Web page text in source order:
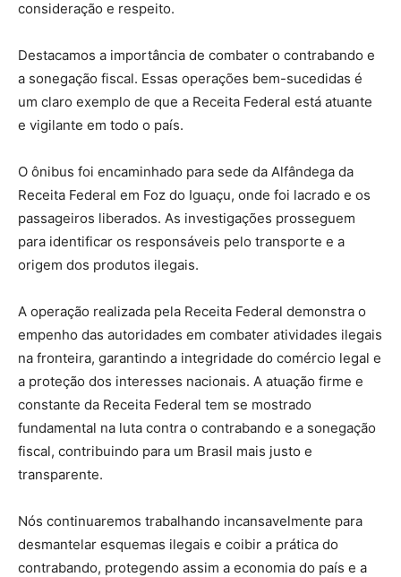
consideração e respeito.
Destacamos a importância de combater o contrabando e
a sonegação fiscal. Essas operações bem-sucedidas é
um claro exemplo de que a Receita Federal está atuante
e vigilante em todo o país.
O ônibus foi encaminhado para sede da Alfândega da
Receita Federal em Foz do Iguaçu, onde foi lacrado e os
passageiros liberados. As investigações prosseguem
para identificar os responsáveis pelo transporte e a
origem dos produtos ilegais.
A operação realizada pela Receita Federal demonstra o
empenho das autoridades em combater atividades ilegais
na fronteira, garantindo a integridade do comércio legal e
a proteção dos interesses nacionais. A atuação firme e
constante da Receita Federal tem se mostrado
fundamental na luta contra o contrabando e a sonegação
fiscal, contribuindo para um Brasil mais justo e
transparente.
Nós continuaremos trabalhando incansavelmente para
desmantelar esquemas ilegais e coibir a prática do
contrabando, protegendo assim a economia do país e a